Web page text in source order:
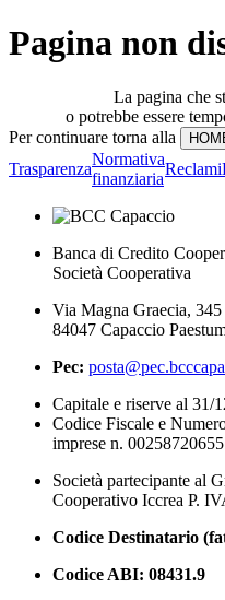
Pagina non
La pagina che
o potrebbe essere
Per continuare torna alla
Trasparenza
Normativa
finanziaria
Reclami
Banca di Credito
Società Cooperativa
Via Magna Graecia, 345
84047 Capaccio
Pec:
Capitale e riserve al 31/
Codice Fiscale e
imprese n. 00258720655
Società partecipante al
Cooperativo Iccrea P.
Codice Destinatario
Codice ABI: 08431.9